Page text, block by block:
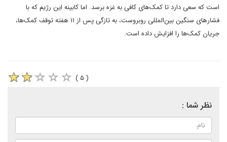
است که سعی دارد تا کمک‌های کافی به غزه برسد. اما کابینه این رژیم که با
فشارهای سنگین بین‌المللی روبروست، به تازگی پس از ۱۱ هفته توقف کمک‌ها،
جریان کمک‌ها را افزایش داده است.
( ۵ )
نظر شما :